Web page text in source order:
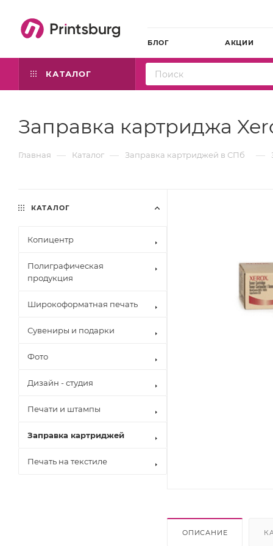
БЛОГ АКЦИИ
КАТАЛОГ
Заправка картриджа
Главная — Каталог — Заправка картриджей в СПб —
ОПИСАНИЕ
КАТАЛОГ
Копицентр
Полиграфическая
продукция
Широкоформатная печать
Сувениры и подарки
Фото
Дизайн - студия
Печати и штампы
Заправка картриджей
Konica
Печать на текстиле